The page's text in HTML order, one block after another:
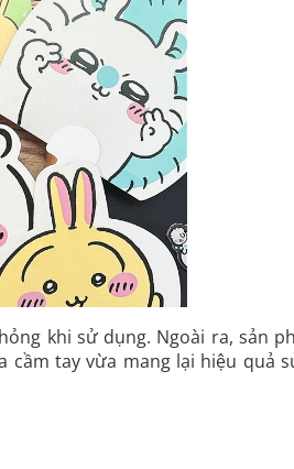
khi sử dụng. Ngoài ra, sản
tay vừa mang lại hiệu quả